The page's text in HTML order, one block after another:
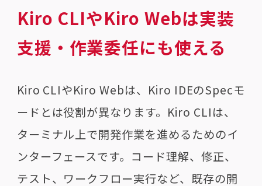
Kiro CLIやKiro Webは実装
支援・作業委任にも使える
Kiro CLIやKiro Webは、Kiro IDEのSpecモ
ードとは役割が異なります。Kiro CLIは、
ターミナル上で開発作業を進めるためのイ
ンターフェースです。コード理解、修正、
テスト、ワークフロー実行など、既存の開